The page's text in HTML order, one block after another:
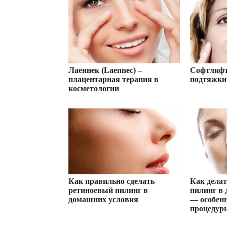
Лаеннек (Laennec) –
плацентарная терапия в
косметологии
подтяжки
Как правильно сделать
ретиноевый пилинг в
домашних условия
Как
пилинг в
—